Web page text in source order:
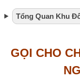
Tổng Quan Khu
GỌI CHO